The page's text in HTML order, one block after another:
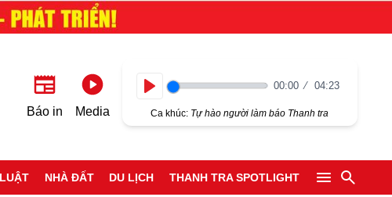
Báo in Media
00:00 04:23
Ca khúc: Tự hào người làm báo Thanh tra
NHÀ ĐẤT DU LỊCH THANH TRA SPOTLIGHT